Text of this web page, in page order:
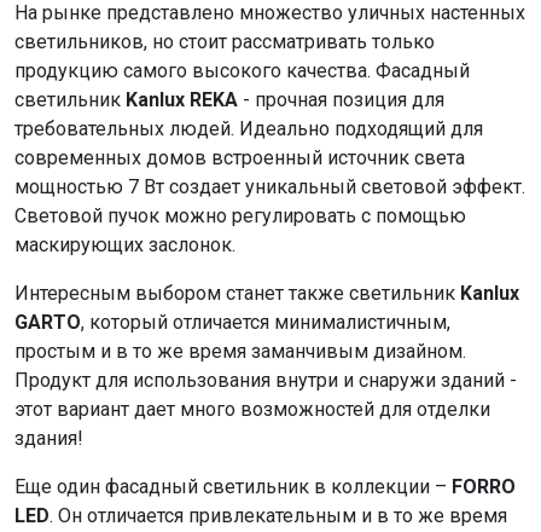
На рынке представлено множество уличных настенных
светильников, но стоит рассматривать только
продукцию самого высокого качества. Фасадный
светильник Kanlux REKA - прочная позиция для
требовательных людей. Идеально подходящий для
современных домов встроенный источник света
мощностью 7 Вт создает уникальный световой эффект.
Световой пучок можно регулировать с помощью
маскирующих заслонок.
Интересным выбором станет также светильник Kanlux
GARTO, который отличается минималистичным,
простым и в то же время заманчивым дизайном.
Продукт для использования внутри и снаружи зданий -
этот вариант дает много возможностей для отделки
здания!
Еще один фасадный светильник в коллекции – FORRO
LED. Он отличается привлекательным и в то же время